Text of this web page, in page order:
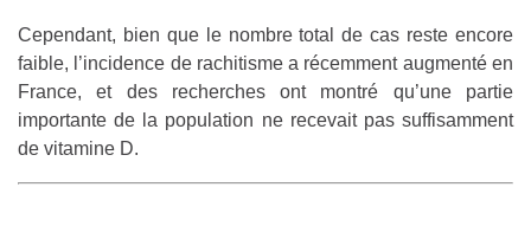
Cependant, bien que le nombre total de cas reste encore
faible, l’incidence de rachitisme a récemment augmenté en
France, et des recherches ont montré qu’une partie
importante de la population ne recevait pas suffisamment
de vitamine D.